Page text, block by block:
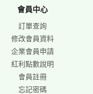
會員中心
訂單查詢
修改會員資料
企業會員申請
紅利點數說明
會員註冊
忘記密碼